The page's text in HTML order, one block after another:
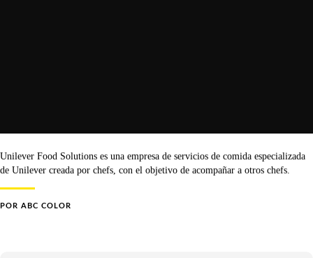
Unilever Food Solutions es una empresa de servicios de comida especializada
de Unilever creada por chefs, con el objetivo de acompañar a otros chefs.
POR ABC COLOR